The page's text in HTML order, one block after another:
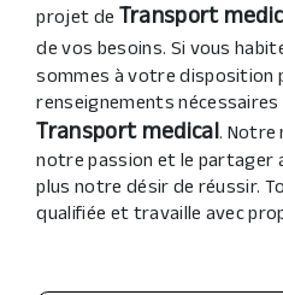
projet deTransport
de vos besoins. Si vous
sommes à votre
renseignements
Transport medical.
notre passion et le partager
plus notre désir de réussir.
qualifiée et travaille avec